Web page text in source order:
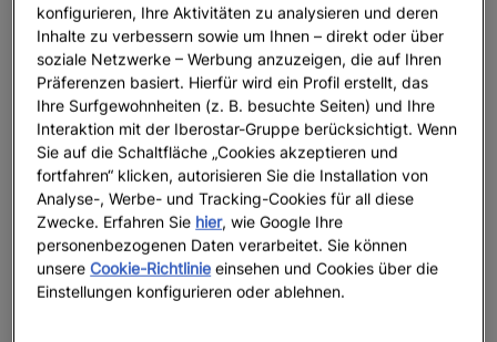
Iberostar Selection Anthelia
BIS ZU 20%
AKTIONSCODE: LASTMINUTE
Iberostar Selection Kantaoui Bay |
Sousse
BIS ZU 0 €
AKTIONSCODE: LASTMINUTE
Iberostar Selection Creta Marine
konfigurieren, Ihre Aktivitäten zu analysieren und deren
Inhalte zu verbessern sowie um Ihnen – direkt oder über
soziale Netzwerke – Werbung anzuzeigen, die auf Ihren
Präferenzen basiert. Hierfür wird ein Profil erstellt, das
Ihre Surfgewohnheiten (z. B. besuchte Seiten) und Ihre
Interaktion mit der Iberostar-Gruppe berücksichtigt. Wenn
Sie auf die Schaltfläche „Cookies akzeptieren und
fortfahren“ klicken, autorisieren Sie die Installation von
Analyse-, Werbe- und Tracking-Cookies für all diese
Zwecke. Erfahren Sie hier, wie Google Ihre
personenbezogenen Daten verarbeitet. Sie können
unsereCookie-Richtlinie einsehen und Cookies über die
Einstellungen konfigurieren oder ablehnen.